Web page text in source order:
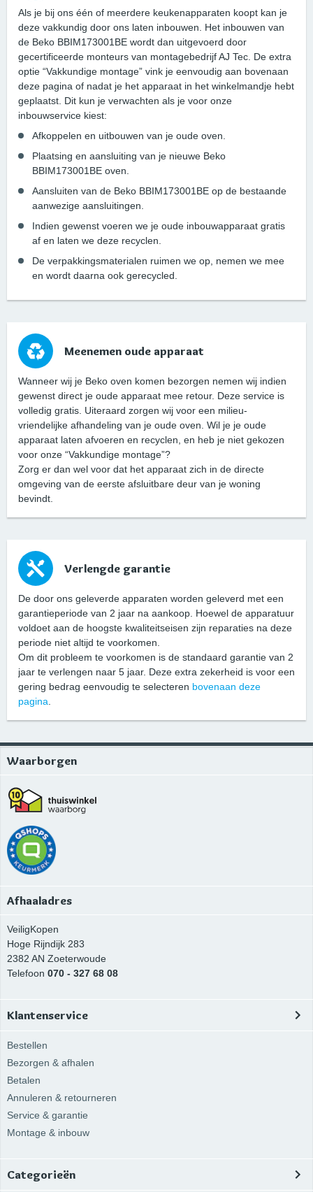
Als je bij ons één of meerdere keukenapparaten koopt kan je
deze vakkundig door ons laten inbouwen. Het inbouwen van
de Beko BBIM173001BE wordt dan uitgevoerd door
gecertificeerde monteurs van montagebedrijf AJ Tec. De extra
optie “Vakkundige montage” vink je eenvoudig aan bovenaan
deze pagina of nadat je het apparaat in het winkelmandje hebt
geplaatst. Dit kun je verwachten als je voor onze
inbouwservice kiest:
Afkoppelen en uitbouwen van je oude oven.
Plaatsing en aansluiting van je nieuwe Beko
BBIM173001BE oven.
Aansluiten van de Beko BBIM173001BE op de bestaande
aanwezige aansluitingen.
Indien gewenst voeren we je oude inbouwapparaat gratis
af en laten we deze recyclen.
De verpakkingsmaterialen ruimen we op, nemen we mee
en wordt daarna ook gerecycled.
Meenemen oude apparaat
Wanneer wij je Beko oven komen bezorgen nemen wij indien
gewenst direct je oude apparaat mee retour. Deze service is
volledig gratis. Uiteraard zorgen wij voor een milieu-
vriendelijke afhandeling van je oude oven. Wil je je oude
apparaat laten afvoeren en recyclen, en heb je niet gekozen
voor onze “Vakkundige montage”?
Zorg er dan wel voor dat het apparaat zich in de directe
omgeving van de eerste afsluitbare deur van je woning
bevindt.
Verlengde garantie
De door ons geleverde apparaten worden geleverd met een
garantieperiode van 2 jaar na aankoop. Hoewel de apparatuur
voldoet aan de hoogste kwaliteitseisen zijn reparaties na deze
periode niet altijd te voorkomen.
Om dit probleem te voorkomen is de standaard garantie van 2
jaar te verlengen naar 5 jaar. Deze extra zekerheid is voor een
gering bedrag eenvoudig te selecteren bovenaan deze
pagina
Waarborgen
Afhaaladres
VeiligKopen
Hoge Rijndijk 283
2382 AN Zoeterwoude
Telefoon 070 - 327 68 08
Klantenservice
Bestellen
Bezorgen & afhalen
Betalen
Annuleren & retourneren
Service & garantie
Montage & inbouw
Categorieën